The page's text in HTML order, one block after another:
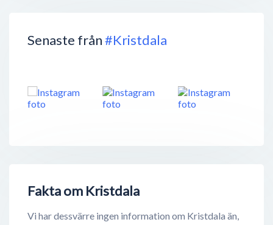
Senaste från#Kristdala
Fakta om Kristdala
Vi har dessvärre ingen information om Kristdala än,